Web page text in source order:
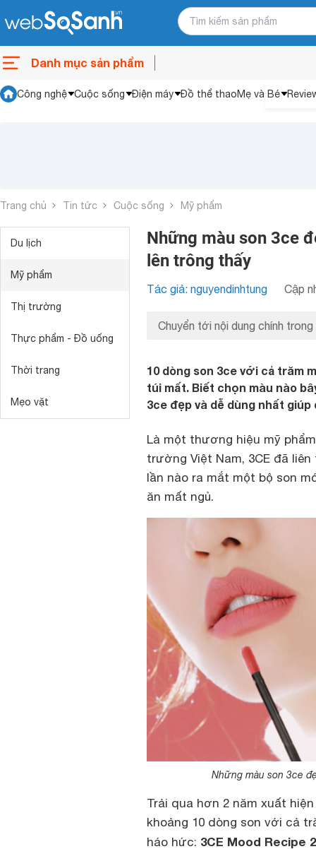
Danh mục sản phẩm
Công nghệ Cuộc sống Điện máy Đồ thể thaoMẹ và Bé
Trang chủ Tin tức Cuộc sống Mỹ phẩm
Du lịch
Mỹ phẩm
Thị trường
Thực phẩm - Đồ uống
Thời trang
Mẹo vặt
Những màu son 3ce
lên trông thấy
Tác giả: nguyendinhtung Cập
Chuyển tới nội dung chính trong
10 dòng son 3ce với cả trăm
túi mất. Biết chọn màu nào
3ce đẹp và dễ dùng nhất
Là một thương hiệu mỹ
trường Việt Nam, 3CE đã
lần nào ra mắt một bộ son
ăn mất ngủ.
Những màu son 3ce
Trải qua hơn 2 năm xuất
khoảng 10 dòng son với cả
háo hức: 3CE Mood Recipe